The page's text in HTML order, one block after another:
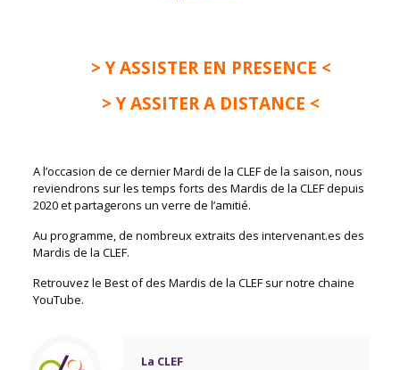
> Y ASSISTER EN PRESENCE <
> Y ASSITER A DISTANCE <
A l’occasion de ce dernier Mardi de la CLEF de la saison, nous
reviendrons sur les temps forts des Mardis de la CLEF depuis
2020 et partagerons un verre de l’amitié.
Au programme, de nombreux extraits des intervenant.es des
Mardis de la CLEF.
Retrouvez le Best of des Mardis de la CLEF sur notre chaine
YouTube.
La CLEF